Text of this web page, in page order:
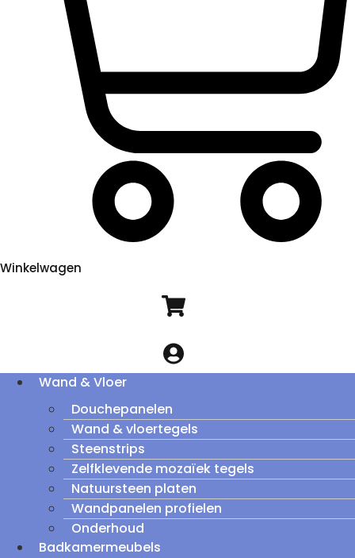
Winkelwagen
Wand & Vloer
Douchepanelen
Wand & vloertegels
Steenstrips
Zelfklevende mozaïek tegels
Natuursteen platen
Wandpanelen profielen
Onderhoud
Badkamermeubels